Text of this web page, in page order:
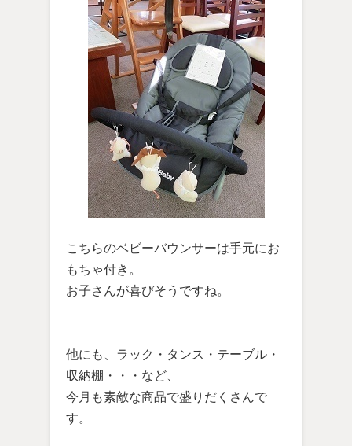
こちらのベビーバウンサーは手元にお
もちゃ付き。
お子さんが喜びそうですね。
他にも、ラック・タンス・テーブル・
収納棚・・・など、
今月も素敵な商品で盛りだくさんで
す。